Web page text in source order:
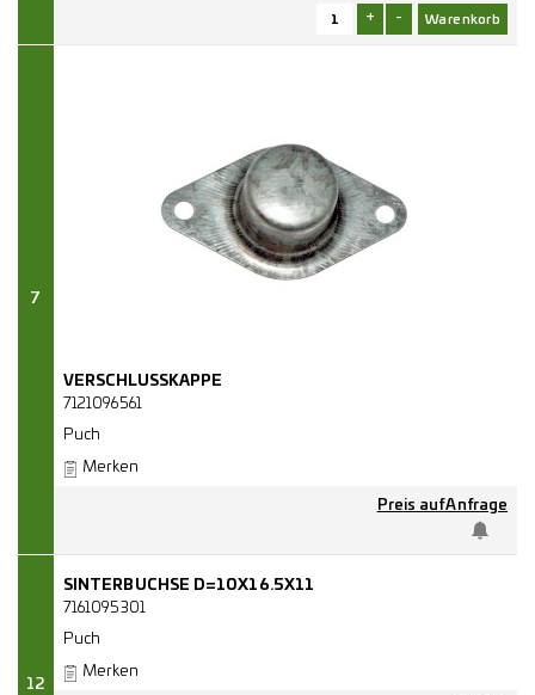
+ -
7
VERSCHLUSSKAPPE
7121096561
Puch
Merken
Preis auf Anfrage
12
SINTERBUCHSE D=10X16.5X11
7161095301
Puch
Merken